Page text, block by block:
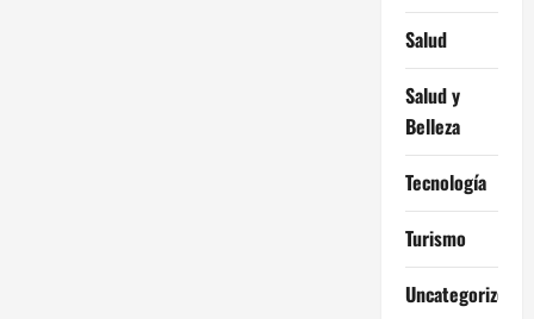
Salud
Salud y
Belleza
Tecnología
Turismo
Uncategorized